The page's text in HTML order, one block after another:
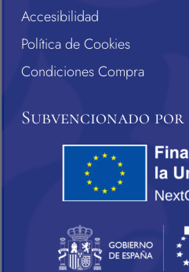
Accesibilidad
Política de Cookies
Condiciones Compra
Subvencionado por